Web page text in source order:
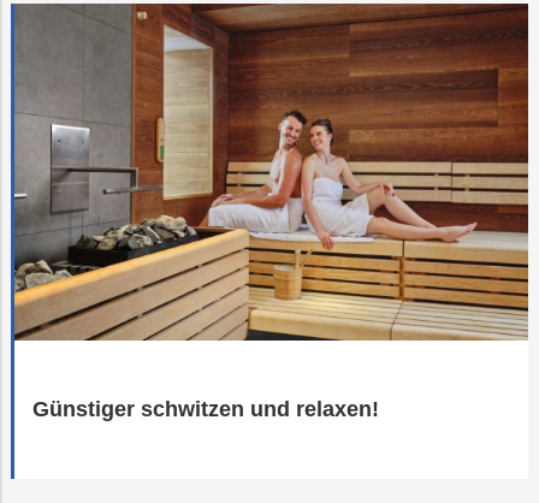
Günstiger schwitzen und relaxen!